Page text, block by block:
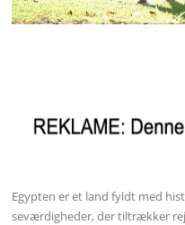
Egypten er et land fyldt med
seværdigheder, der tiltrækker